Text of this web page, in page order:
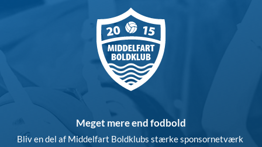
Meget mere end fodbold
Bliv en del af Middelfart Boldklubs stærke sponsornetværk